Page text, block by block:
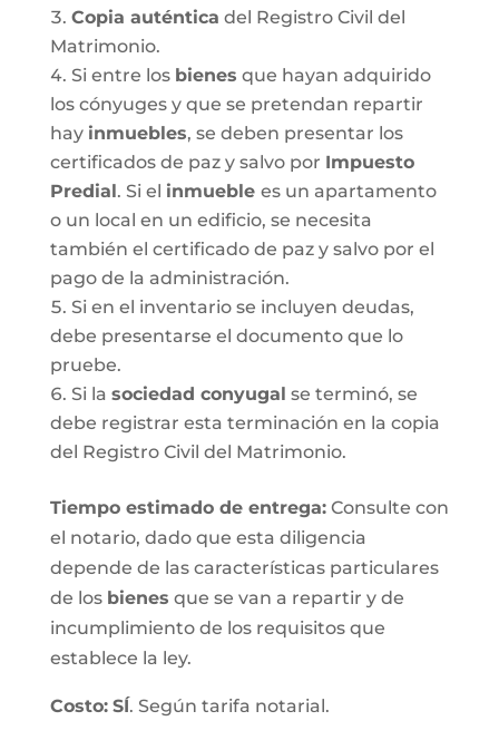
Copia auténtica del Registro Civil del
Matrimonio.
Si entre los bienes que hayan adquirido
los cónyuges y que se pretendan repartir
hay inmuebles, se deben presentar los
certificados de paz y salvo por Impuesto
Predial. Si el inmueble es un apartamento
o un local en un edificio, se necesita
también el certificado de paz y salvo por el
pago de la administración.
Si en el inventario se incluyen deudas,
debe presentarse el documento que lo
pruebe.
Si la sociedad conyugal se terminó, se
debe registrar esta terminación en la copia
del Registro Civil del Matrimonio.
Tiempo estimado de entrega:Consulte con
el notario, dado que esta diligencia
depende de las características particulares
de los bienes que se van a repartir y de
incumplimiento de los requisitos que
establece la ley.
Costo: SÍ. Según tarifa notarial.